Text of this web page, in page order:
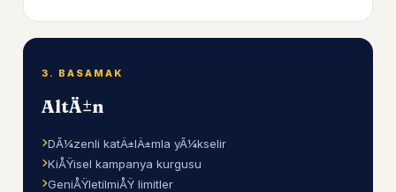
3. BASAMAK
AltÄ±n
DÃ¼zenli katÄ±lÄ±mla yÃ¼kselir
KiÅŸisel kampanya kurgusu
GeniÅŸletilmiÅŸ limitler